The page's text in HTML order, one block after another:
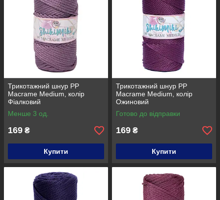
Трикотажний шнур PP
Macrame Medium, колір
Фіалковий
Менше 3 од.
169 ₴
Купити
Трикотажний шнур PP
Macrame Medium, колір
Ожиновий
Готово до відправки
169 ₴
Купити